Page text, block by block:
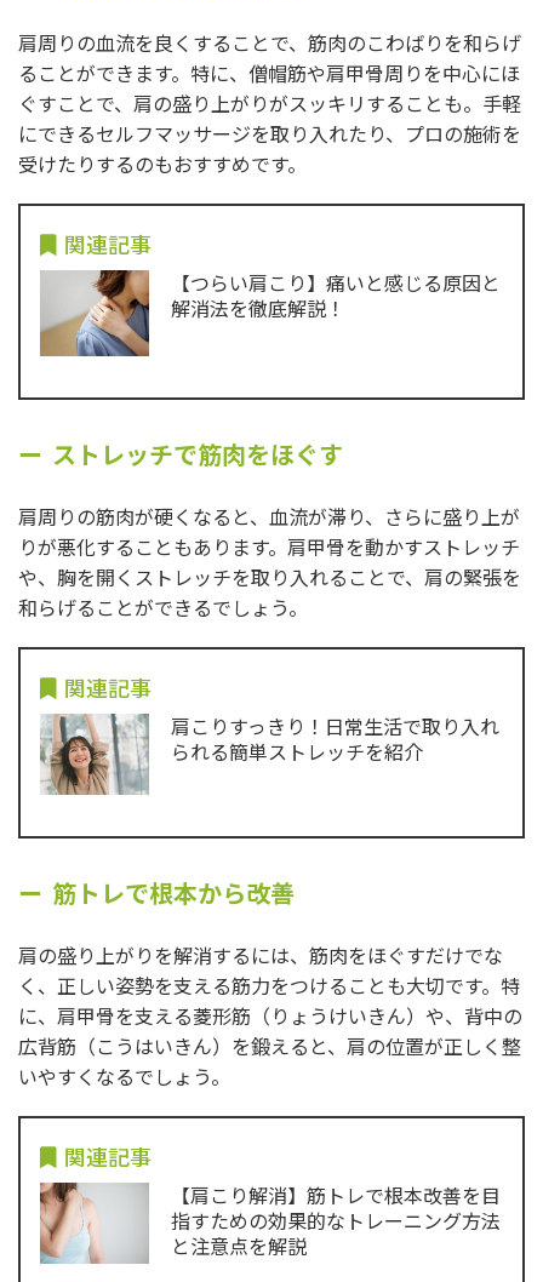
肩周りの血流を良くすることで、筋肉のこわばりを和らげ
ることができます。特に、僧帽筋や肩甲骨周りを中心にほ
ぐすことで、肩の盛り上がりがスッキリすることも。手軽
にできるセルフマッサージを取り入れたり、プロの施術を
受けたりするのもおすすめです。
関連記事
【つらい肩こり】痛いと感じる原因と
解消法を徹底解説！
ストレッチで筋肉をほぐす
肩周りの筋肉が硬くなると、血流が滞り、さらに盛り上が
りが悪化することもあります。肩甲骨を動かすストレッチ
や、胸を開くストレッチを取り入れることで、肩の緊張を
和らげることができるでしょう。
関連記事
肩こりすっきり！日常生活で取り入れ
られる簡単ストレッチを紹介
筋トレで根本から改善
肩の盛り上がりを解消するには、筋肉をほぐすだけでな
く、正しい姿勢を支える筋力をつけることも大切です。特
に、肩甲骨を支える菱形筋（りょうけいきん）や、背中の
広背筋（こうはいきん）を鍛えると、肩の位置が正しく整
いやすくなるでしょう。
関連記事
【肩こり解消】筋トレで根本改善を目
指すための効果的なトレーニング方法
と注意点を解説